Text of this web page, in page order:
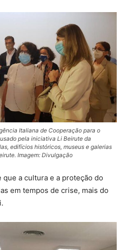
Italiana de Cooperação para o
pela iniciativa Li Beirute da
edifícios históricos, museus e galerias
Imagem: Divulgação
a cultura e a proteção do
em tempos de crise, mais do